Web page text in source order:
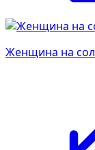
Женщина на